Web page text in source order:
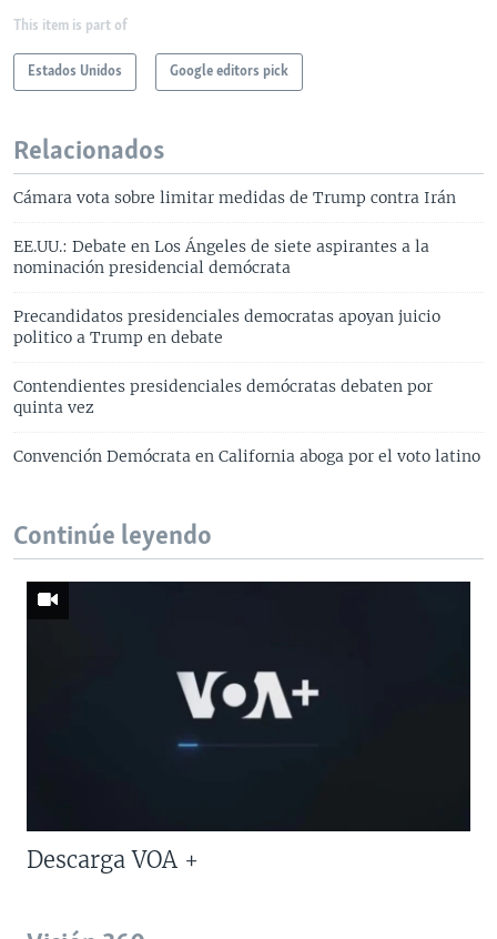
This item is part of
Estados Unidos Google editors pick
Relacionados
Cámara vota sobre limitar medidas de Trump contra Irán
EE.UU.: Debate en Los Ángeles de siete aspirantes a la
nominación presidencial demócrata
Precandidatos presidenciales democratas apoyan juicio
politico a Trump en debate
Contendientes presidenciales demócratas debaten por
quinta vez
Convención Demócrata en California aboga por el voto latino
Continúe leyendo
Descarga VOA +